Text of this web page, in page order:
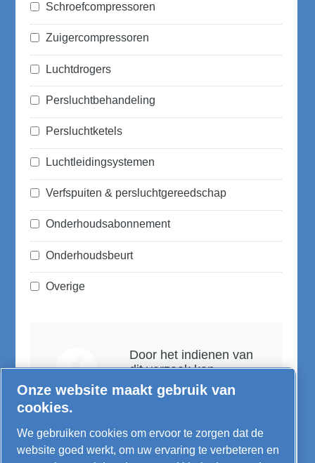
Schroefcompressoren
Zuigercompressoren
Luchtdrogers
Persluchtbehandeling
Persluchtketels
Luchtleidingsystemen
Verfspuiten & persluchtgereedschap
Onderhoudsabonnement
Onderhoudsbeurt
Overige
Door het indienen van
dit verzoek kan
Creemers
Compressors B.V. via
gegevens contact met
u opnemen. Meer
informatie vindt u in
Onze website maakt gebruik van
cookies.
We gebruiken cookies om ervoor te zorgen dat de
website goed werkt, om uw ervaring te verbeteren en